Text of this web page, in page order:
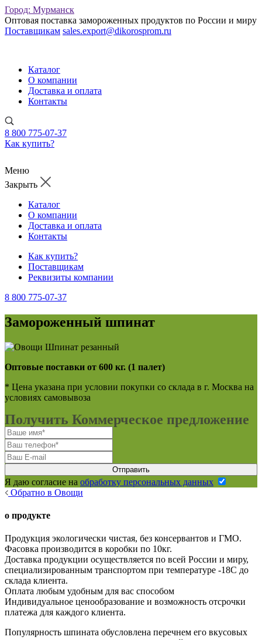
Город: Мурманск
Оптовая поставка замороженных продуктов по России и миру
Поставщикам sales.export@dikorosprom.ru
Каталог
О компании
Доставка и оплата
Контакты
8 800 775-07-37
Как купить?
Меню
Закрыть
Каталог
О компании
Доставка и оплата
Контакты
Как купить?
Поставщикам
Реквизиты компании
8 800 775-07-37
Замороженный шпинат
Оптовые поставки от 600 кг. (1 палет)
* Цена указана при условии покупки со склада в г. Москва на
условиях самовывоза
Получить Коммерческое предложение
Я даю согласие на обработку персональных данных
Обратно в Овощи
о продукте
Продукция экологически чистая, без консервантов и ГМО.
Фасовка производится в коробки по 10кг.
Доставка продукции осуществляется по всей России и миру,
специализированным транспортом при температуре -18С до
склада клиента.
Оплата любым удобным для вас способом
Индивидуальное ценообразование и возможность отсрочки
платежа для каждого клиента.
Популярность шпината обусловлена перечнем его вкусовых